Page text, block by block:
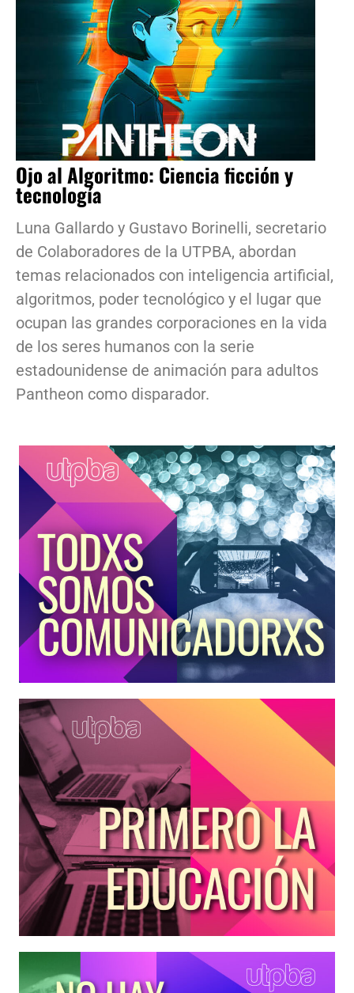
Ojo al Algoritmo: Ciencia ficción y
tecnología
Luna Gallardo y Gustavo Borinelli, secretario
de Colaboradores de la UTPBA, abordan
temas relacionados con inteligencia artificial,
algoritmos, poder tecnológico y el lugar que
ocupan las grandes corporaciones en la vida
de los seres humanos con la serie
estadounidense de animación para adultos
Pantheon como disparador.